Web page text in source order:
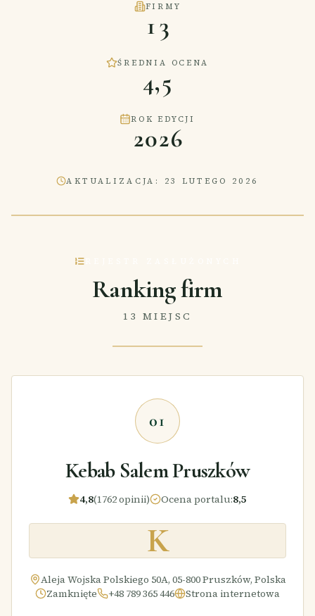
FIRMY
13
ŚREDNIA OCENA
4,5
ROK EDYCJI
2026
AKTUALIZACJA : 23 LUTEGO 2026
Ranking firm
13 MIEJSC
01
Kebab Salem Pruszków
4,8(1762 opinii) Ocena portalu:8,5
K
Aleja Wojska Polskiego 50A, 05-800 Pruszków, Polska
Zamknięte
+48 789 365 446 Strona internetowa